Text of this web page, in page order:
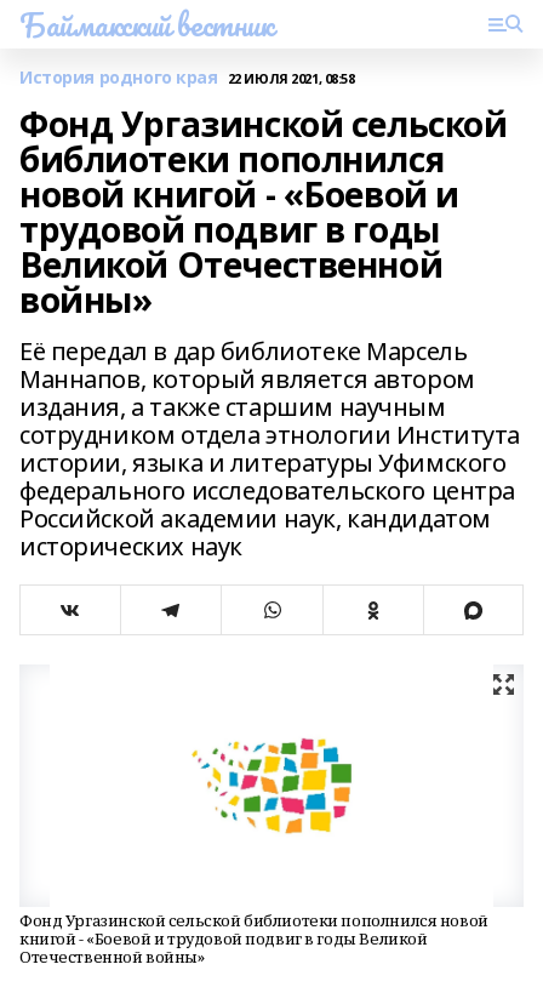
Баймакский вестник
История родного края 22 ИЮЛЯ 2021, 08:58
Фонд Ургазинской сельской
библиотеки пополнился
новой книгой - «Боевой и
трудовой подвиг в годы
Великой Отечественной
войны»
Её передал в дар библиотеке Марсель
Маннапов, который является автором
издания, а также старшим научным
сотрудником отдела этнологии Института
истории, языка и литературы Уфимского
федерального исследовательского центра
Российской академии наук, кандидатом
исторических наук
Фонд Ургазинской сельской библиотеки пополнился новой
книгой - «Боевой и трудовой подвиг в годы Великой
Отечественной войны»